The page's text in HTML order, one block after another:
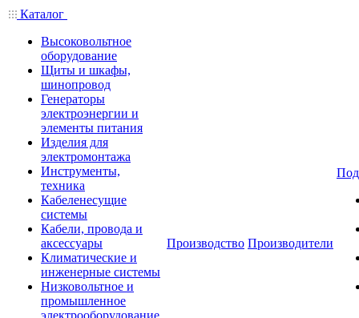
Каталог
Высоковольтное
оборудование
Щиты и шкафы,
шинопровод
Генераторы
электроэнергии и
элементы питания
Изделия для
электромонтажа
Инструменты,
техника
Кабеленесущие
системы
Кабели, провода и
аксессуары
Климатические и
инженерные системы
Низковольтное и
промышленное
электрооборудование
Производство Производители